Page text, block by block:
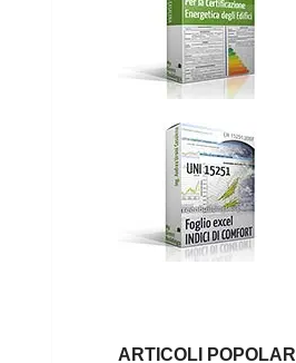
ARTICOLI POPOLARI